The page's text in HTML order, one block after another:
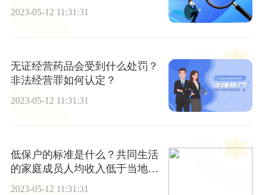
2023-05-12 11:31:31
无证经营药品会受到什么处罚？
非法经营罪如何认定？
2023-05-12 11:31:31
低保户的标准是什么？共同生活
的家庭成员人均收入低于当地城
市居民最低生活保障标准
2023-05-12 11:31:31